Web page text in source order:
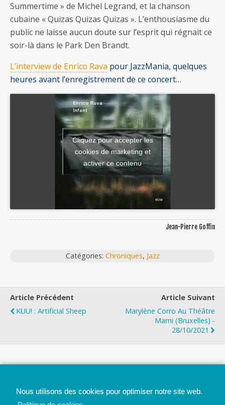
Summertime » de Michel Legrand, et la chanson
cubaine « Quizas Quizas Quizas ». L’enthousiasme du
public ne laisse aucun doute sur l’esprit qui régnait ce
soir-là dans le Park Den Brandt.
L’interview de Enrico Rava pour JazzMania, quelques
heures avant l’enregistrement de ce concert…
Cliquez pour accepter les
cookies de marketing et
activer ce contenu
Jean-Pierre Goffin
Catégories: Chroniques, Jazz
Article Précédent
KUU! : Artificial Sheep
Article Suivant
Marylène Corro Au Théâtre
Marni (Bruxelles) ‐
28/10/2021
Nous utilisons des cookies pour optimiser notre site web.